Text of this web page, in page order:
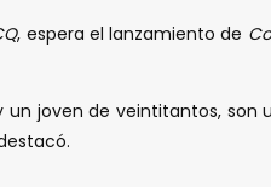
, espera el lanzamiento de
joven de veintitantos,